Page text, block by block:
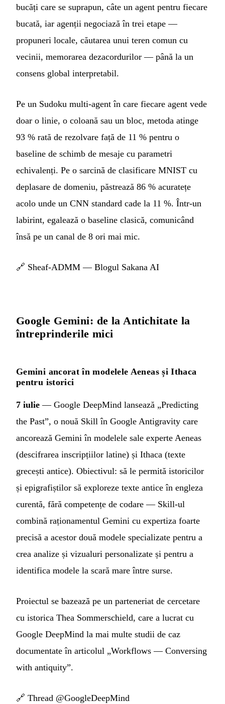
bucăți care se suprapun, câte un agent pentru fiecare
bucată, iar agenții negociază în trei etape —
propuneri locale, căutarea unui teren comun cu
vecinii, memorarea dezacordurilor — până la un
consens global interpretabil.
Pe un Sudoku multi-agent în care fiecare agent vede
doar o linie, o coloană sau un bloc, metoda atinge
93 % rată de rezolvare față de 11 % pentru o
baseline de schimb de mesaje cu parametri
echivalenți. Pe o sarcină de clasificare MNIST cu
deplasare de domeniu, păstrează 86 % acuratețe
acolo unde un CNN standard cade la 11 %. Într-un
labirint, egalează o baseline clasică, comunicând
însă pe un canal de 8 ori mai mic.
🔗 Sheaf-ADMM — Blogul Sakana AI
Google Gemini: de la Antichitate la
întreprinderile mici
Gemini ancorat în modelele Aeneas și Ithaca
pentru istorici
7 iulie — Google DeepMind lansează „Predicting
the Past”, o nouă Skill în Google Antigravity care
ancorează Gemini în modelele sale experte Aeneas
(descifrarea inscripțiilor latine) și Ithaca (texte
grecești antice). Obiectivul: să le permită istoricilor
și epigrafiștilor să exploreze texte antice în engleza
curentă, fără competențe de codare — Skill-ul
combină raționamentul Gemini cu expertiza foarte
precisă a acestor două modele specializate pentru a
crea analize și vizualuri personalizate și pentru a
identifica modele la scară mare între surse.
Proiectul se bazează pe un parteneriat de cercetare
cu istorica Thea Sommerschield, care a lucrat cu
Google DeepMind la mai multe studii de caz
documentate în articolul „Workflows — Conversing
with antiquity”.
🔗 Thread @GoogleDeepMind